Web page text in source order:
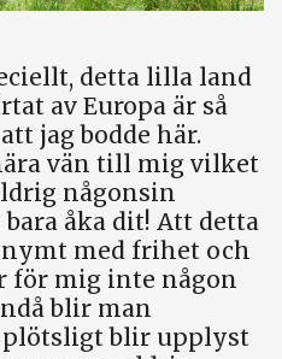
detta lilla land
av Europa är så
jag bodde här.
vän till mig vilket
någonsin
åka dit! Att detta
med frihet och
för mig inte någon
blir man
plötsligt blir upplyst